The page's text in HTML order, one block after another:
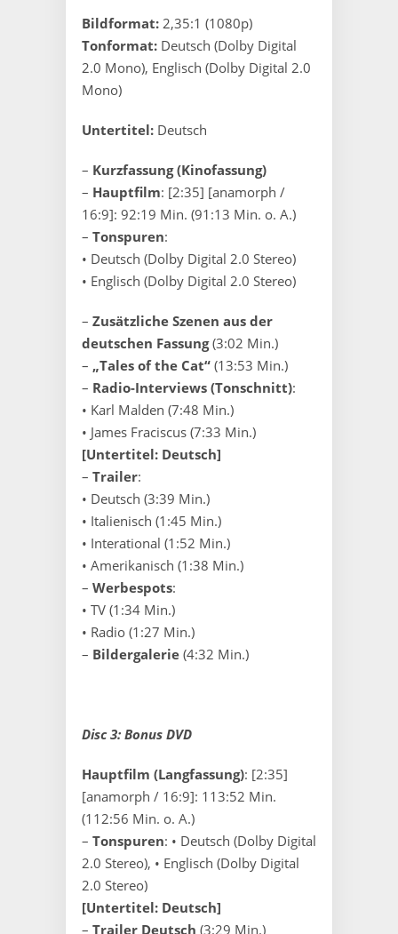
Bildformat: 2,35:1 (1080p)
Tonformat: Deutsch (Dolby Digital
2.0 Mono), Englisch (Dolby Digital 2.0
Mono)
Untertitel: Deutsch
– Kurzfassung (Kinofassung)
– Hauptfilm: [2:35] [anamorph /
16:9]: 92:19 Min. (91:13 Min. o. A.)
– Tonspuren:
• Deutsch (Dolby Digital 2.0 Stereo)
• Englisch (Dolby Digital 2.0 Stereo)
– Zusätzliche Szenen aus der
deutschen Fassung(3:02 Min.)
– „Tales of the Cat“ (13:53 Min.)
– Radio-Interviews (Tonschnitt):
• Karl Malden (7:48 Min.)
• James Fraciscus (7:33 Min.)
[Untertitel: Deutsch]
– Trailer:
• Deutsch (3:39 Min.)
• Italienisch (1:45 Min.)
• Interational (1:52 Min.)
• Amerikanisch (1:38 Min.)
– Werbespots:
• TV (1:34 Min.)
• Radio (1:27 Min.)
– Bildergalerie (4:32 Min.)
Disc 3: Bonus DVD
Hauptfilm (Langfassung): [2:35]
[anamorph / 16:9]: 113:52 Min.
(112:56 Min. o. A.)
– Tonspuren: • Deutsch (Dolby Digital
2.0 Stereo), • Englisch (Dolby Digital
2.0 Stereo)
[Untertitel: Deutsch]
– Trailer Deutsch (3:29 Min.)